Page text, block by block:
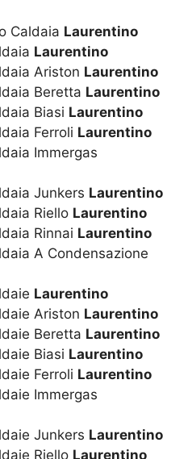
Caldaia Laurentino
Laurentino
Ariston Laurentino
Beretta Laurentino
Biasi Laurentino
Ferroli Laurentino
Immergas
Junkers Laurentino
Riello Laurentino
Rinnai Laurentino
A Condensazione
Laurentino
Ariston Laurentino
Beretta Laurentino
Biasi Laurentino
Ferroli Laurentino
Immergas
Junkers Laurentino
Riello Laurentino